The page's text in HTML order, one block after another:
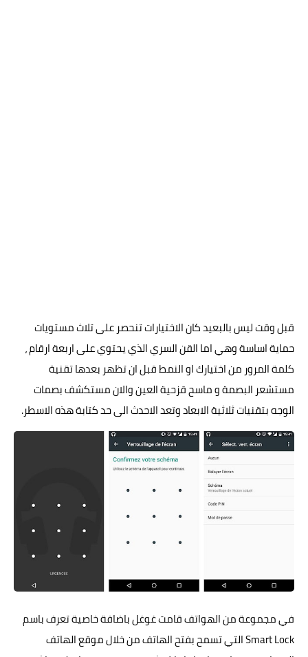
قبل وقت ليس بالبعيد كان الاختيارات تنحصر على تلاث مستويات
حماية اساسة وهي اما القن السري الذي يحتوي على اربعة ارقام ،
كلمة المرور من اختيارك او النمط قبل ان تظهر بعدها تقنية
مستشعر البصمة و ماسح قزحية العين والان مستكشف بصمات
الوجه بتقنيات ثلاثية الابعاد وتعد الاحدث الى حد كتابة هذه الاسطر.
في مجموعة من الهواتف قامت غوغل باضافة خاصية تعرف باسم
Smart Lock التي تسمح بفتح الهاتف من خلال موقع الهاتف